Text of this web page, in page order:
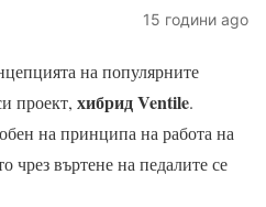
15 години ago
на популярните
проект, хибрид Ventile.
на принципа на работа на
чрез въртене на педалите се